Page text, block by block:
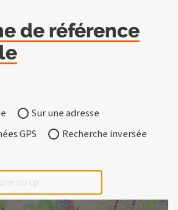
de référence
Sur une adresse
GPS
Recherche inversée